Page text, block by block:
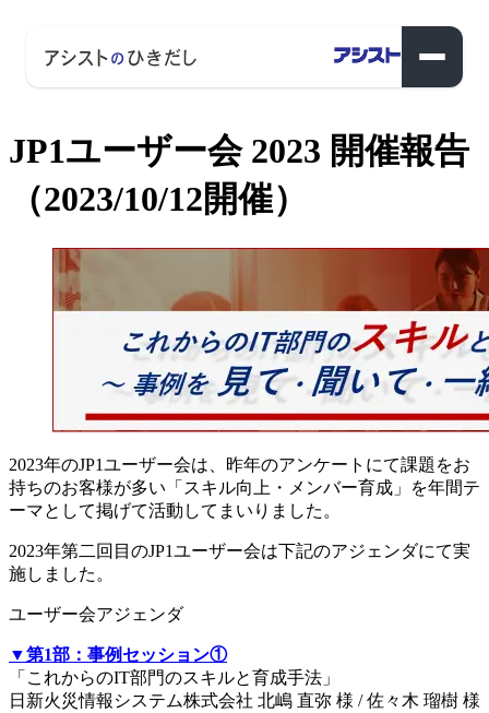
JP1ユーザー会 2023 開催報告
（2023/10/12開催）
2023年のJP1ユーザー会は、昨年のアンケートにて課題をお
持ちのお客様が多い「スキル向上・メンバー育成」を年間テ
ーマとして掲げて活動してまいりました。
2023年第二回目のJP1ユーザー会は下記のアジェンダにて実
施しました。
ユーザー会アジェンダ
▼第1部：事例セッション①
「これからのIT部門のスキルと育成手法」
日新火災情報システム株式会社 北嶋 直弥 様 / 佐々木 瑠樹 様